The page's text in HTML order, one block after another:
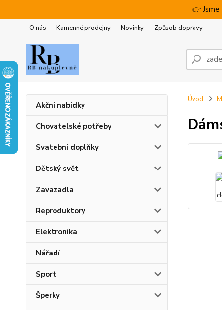
👉 Jsme
O nás Kamenné prodejny Novinky Způsob dopravy
Akční nabídky
Chovatelské potřeby
Svatební doplňky
Dětský svět
Zavazadla
Reproduktory
Elektronika
Nářadí
Sport
Šperky
Úvod